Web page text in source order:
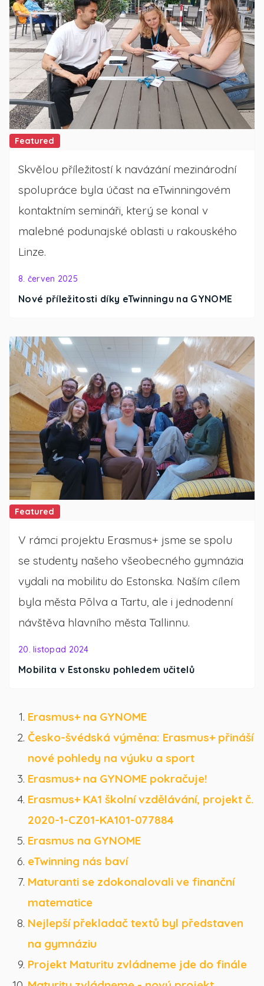
Featured
Nové příležitosti díky eTwinningu na GYNOME
8. červen 2025
Skvělou příležitostí k navázání mezinárodní
spolupráce byla účast na eTwinningovém
kontaktním semináři, který se konal v
malebné podunajské oblasti u rakouského
Linze.
Featured
Mobilita v Estonsku pohledem učitelů
20. listopad 2024
V rámci projektu Erasmus+ jsme se spolu
se studenty našeho všeobecného gymnázia
vydali na mobilitu do Estonska. Naším cílem
byla města Põlva a Tartu, ale i jednodenní
návštěva hlavního města Tallinnu.
Erasmus+ na GYNOME
Česko-švédská výměna: Erasmus+ přináší
nové pohledy na výuku a sport
Erasmus+ na GYNOME pokračuje!
Erasmus+ KA1 školní vzdělávání, projekt č.
2020-1-CZ01-KA101-077884
Erasmus na GYNOME
eTwinning nás baví
Maturanti se zdokonalovali ve finanční
matematice
Nejlepší překladač textů byl představen
na gymnáziu
Projekt Maturitu zvládneme jde do finále